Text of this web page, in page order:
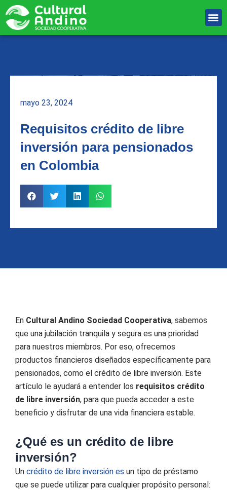
contenido
mayo 23, 2024
Requisitos crédito de libre
inversión para pensionados
en Colombia
En Cultural Andino Sociedad Cooperativa, sabemos
que una jubilación tranquila y segura es una prioridad
para nuestros miembros. Por eso, ofrecemos
productos financieros diseñados específicamente para
pensionados, como el crédito de libre inversión. Este
artículo le ayudará a entender los requisitos crédito
de libre inversión, para que pueda acceder a este
beneficio y disfrutar de una vida financiera estable.
¿Qué es un crédito de libre
inversión?
Un crédito de libre inversión es un tipo de préstamo
que se puede utilizar para cualquier propósito personal: